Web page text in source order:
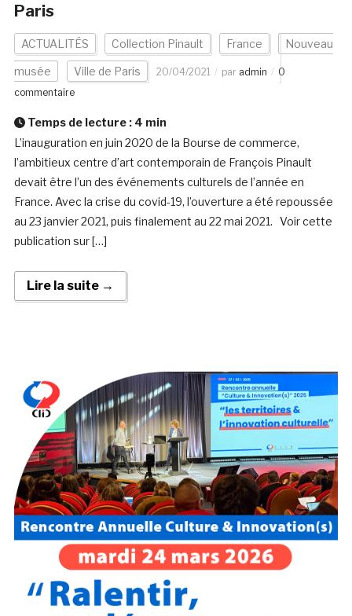
Paris
ACTUALITÉS Collection Pinault France Nouveau
musée Ville de Paris 20/04/2021 par admin
0
commentaire
Temps de lecture : 4 min
L’inauguration en juin 2020 de la Bourse de commerce,
l’ambitieux centre d’art contemporain de François Pinault
devait être l’un des événements culturels de l’année en
France. Avec la crise du covid-19, l’ouverture a été repoussée
au 23 janvier 2021, puis finalement au 22 mai 2021. Voir cette
publication sur […]
Lire la suite →